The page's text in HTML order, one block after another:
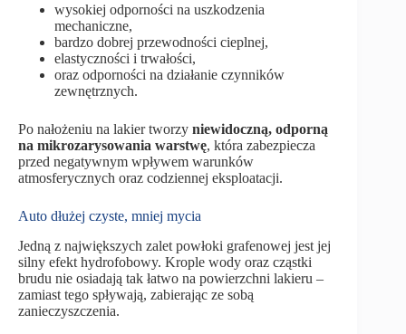
wysokiej odporności na uszkodzenia
mechaniczne,
bardzo dobrej przewodności cieplnej,
elastyczności i trwałości,
oraz odporności na działanie czynników
zewnętrznych.
Po nałożeniu na lakier tworzy niewidoczną, odporną
na mikrozarysowania warstwę, która zabezpiecza
przed negatywnym wpływem warunków
atmosferycznych oraz codziennej eksploatacji.
Auto dłużej czyste, mniej mycia
Jedną z największych zalet powłoki grafenowej jest jej
silny efekt hydrofobowy. Krople wody oraz cząstki
brudu nie osiadają tak łatwo na powierzchni lakieru –
zamiast tego spływają, zabierając ze sobą
zanieczyszczenia.